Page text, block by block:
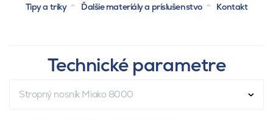
Tipy a triky
Ďalšie materiály a príslušenstvo Kontakt
Technické parametre
Stropný nosník Miako 8000